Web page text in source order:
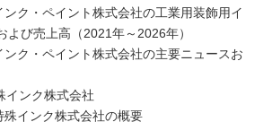
ク・ペイント株式会社の工業用装飾用イ
よび売上高（2021年～2026年）
ク・ペイント株式会社の主要ニュースお
インク株式会社
インク株式会社の概要